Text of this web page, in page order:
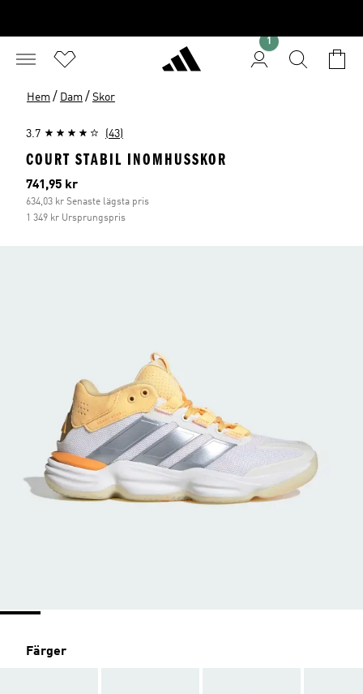
1
Hem / Dam / Skor
3.7 (43)
COURT STABIL INOMHUSSKOR
Aktuellt pris
741,95 kr
634,03 kr Senaste lägsta pris
1 349 kr Ursprungspris
Färger